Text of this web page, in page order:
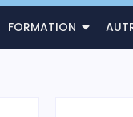
FORMATION